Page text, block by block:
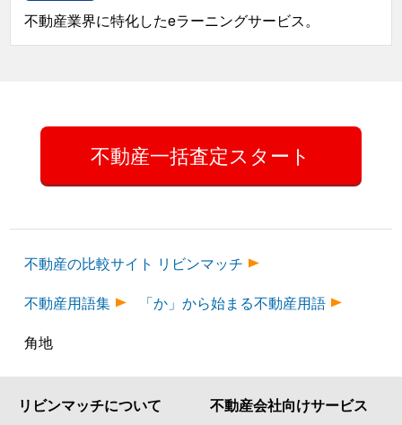
不動産業界に特化したeラーニングサービス。
不動産一括査定スタート
不動産の比較サイト リビンマッチ
不動産用語集
「か」から始まる不動産用語
角地
リビンマッチについて 不動産会社向けサービス